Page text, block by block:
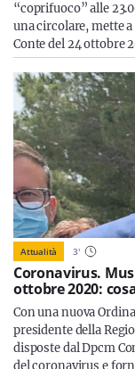
“coprifuoco” alle
una circolare, mette
Conte del 24 ottobre
Attualità 3'
Coronavirus.
ottobre 2020:
Con una nuova
presidente della
disposte dal Dpcm